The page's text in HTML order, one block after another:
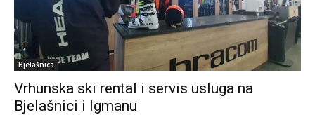
Bjelašnica
Vrhunska ski rental i servis usluga na
Bjelašnici i Igmanu